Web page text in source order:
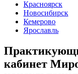
Красноярск
Новосибирск
Кемерово
Ярославль
кабинет